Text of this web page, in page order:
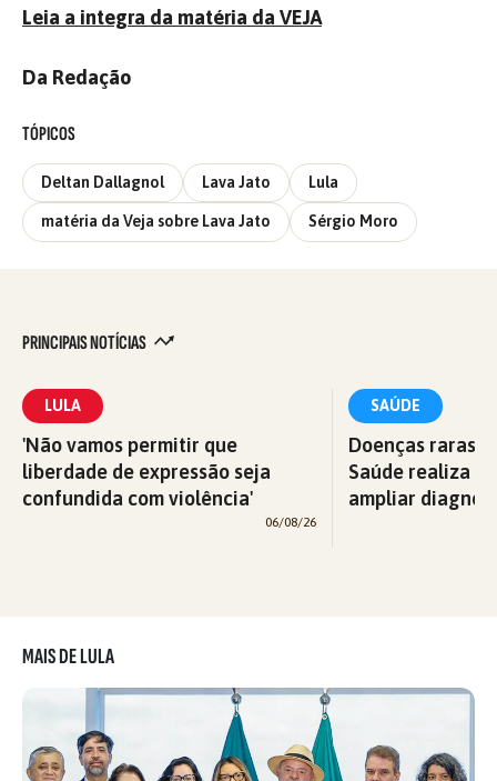
Leia a integra da matéria da VEJA
Da Redação
TÓPICOS
Deltan Dallagnol Lava Jato Lula
matéria da Veja sobre Lava Jato Sérgio Moro
PRINCIPAIS NOTÍCIAS
LULA
'Não vamos permitir que
liberdade de expressão seja
confundida com violência'
06/08/26
SAÚDE
Doenças raras:
Saúde realiza
ampliar
MAIS DE LULA